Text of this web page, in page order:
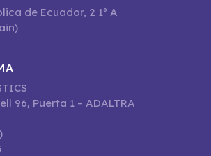
de Ecuador, 2 1º A
96, Puerta 1 – ADALTRA